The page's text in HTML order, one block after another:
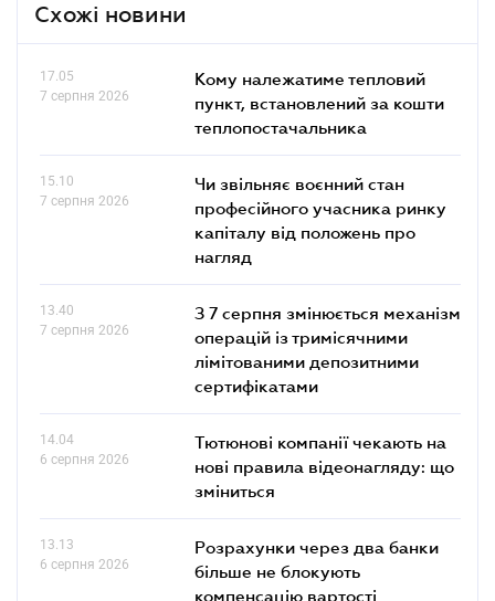
Схожі новини
17.05
7 серпня 2026
Кому належатиме тепловий
пункт, встановлений за кошти
теплопостачальника
15.10
7 серпня 2026
Чи звільняє воєнний стан
професійного учасника ринку
капіталу від положень про
нагляд
13.40
7 серпня 2026
З 7 серпня змінюється механізм
операцій із тримісячними
лімітованими депозитними
сертифікатами
14.04
6 серпня 2026
Тютюнові компанії чекають на
нові правила відеонагляду: що
зміниться
13.13
6 серпня 2026
Розрахунки через два банки
більше не блокують
компенсацію вартості